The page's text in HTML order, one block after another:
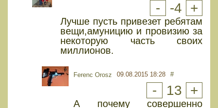
- -4 +
Лучше пусть привезет ребятам
вещи,амуницию и провизию за
некоторую часть своих
миллионов.
Ferenc Orosz 09.08.2015 18:28 #
- 13 +
А почему совершенно